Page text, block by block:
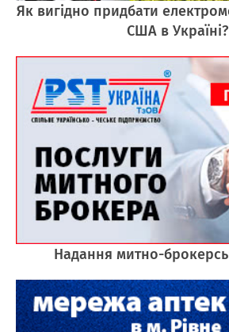
Як вигідно придбати
США в Україні?
Надання митно-